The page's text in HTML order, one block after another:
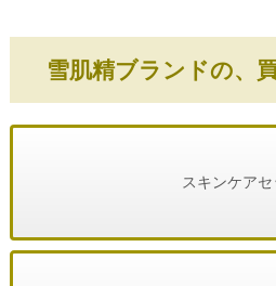
雪肌精ブランドの、
スキンケアセ